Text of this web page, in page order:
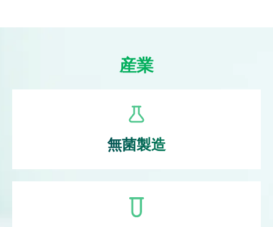
産業
無菌製造